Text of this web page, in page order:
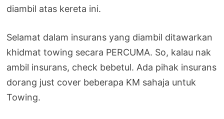
diambil atas kereta ini.
Selamat dalam insurans yang diambil ditawarkan
khidmat towing secara PERCUMA. So, kalau nak
ambil insurans, check bebetul. Ada pihak insurans
dorang just cover beberapa KM sahaja untuk
Towing.